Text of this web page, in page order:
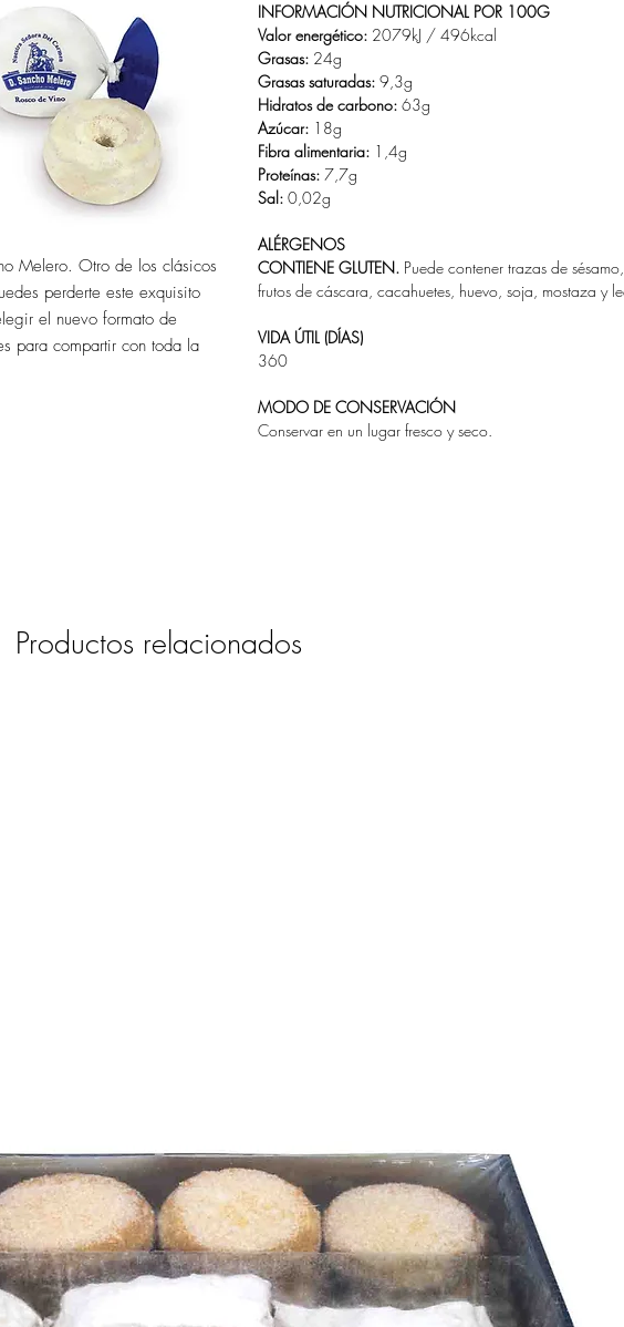
Melero. Otro de los clásicos
perderte este exquisito
el nuevo formato de
para compartir con toda la
INFORMACIÓN NUTRICIONAL POR 100G
Valor energético: 2079kJ / 496kcal
Grasas: 24g
Grasas saturadas: 9,3g
Hidratos de carbono: 63g
Azúcar: 18g
Fibra alimentaria: 1,4g
Proteínas: 7,7g
Sal: 0,02g
ALÉRGENOS
CONTIENE GLUTEN. Puede contener trazas de sésamo,
frutos de cáscara, cacahuetes, huevo, soja, mostaza y
VIDA ÚTIL (DÍAS)
360
MODO DE CONSERVACIÓN
Conservar en un lugar fresco y seco.
Productos relacionados